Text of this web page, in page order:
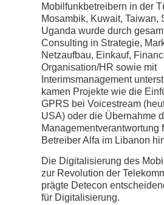
Mobilfunkbetreibern in der
Mosambik, Kuwait, Taiwan,
Uganda wurde durch
Consulting in Strategie,
Netzaufbau, Einkauf,
Organisation/HR sowie mit
Interimsmanagement
kamen Projekte wie die
GPRS bei Voicestream
USA) oder die Übernahme
Managementverantwortung
Betreiber Alfa im Libanon
Die Digitalisierung des
zur Revolution der
prägte Detecon
für Digitalisierung.